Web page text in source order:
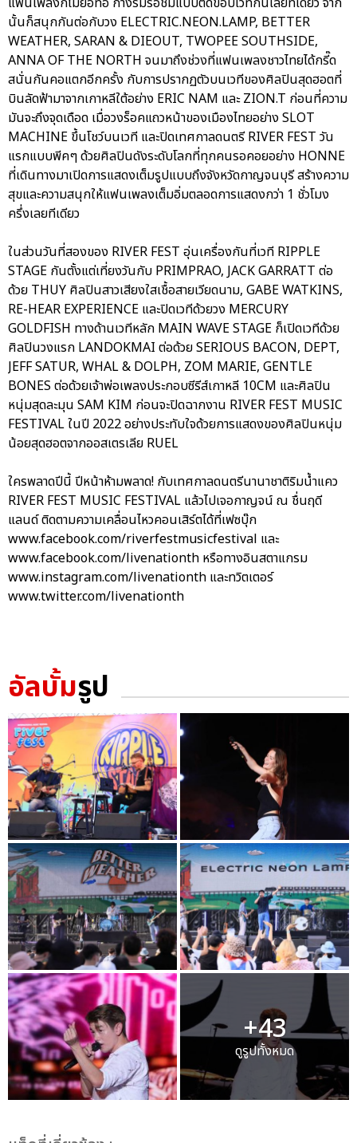
นั้นก็สนุกกันต่อกับวง ELECTRIC.NEON.LAMP, BETTER
WEATHER, SARAN & DIEOUT, TWOPEE SOUTHSIDE,
ANNA OF THE NORTH จนมาถึงช่วงที่แฟนเพลงชาวไทยได้กรี๊ด
สนั่นกันคอแตกอีกครั้ง กับการปรากฏตัวบนเวทีของศิลปินสุดฮอตที่
บินลัดฟ้ามาจากเกาหลีใต้อย่าง ERIC NAM และ ZION.T ก่อนที่ความ
มันจะถึงจุดเดือด เมื่อวงร็อคแถวหน้าของเมืองไทยอย่าง SLOT
MACHINE ขึ้นโชว์บนเวที และปิดเทศกาลดนตรี RIVER FEST วัน
แรกแบบพีคๆ ด้วยศิลปินดังระดับโลกที่ทุกคนรอคอยอย่าง HONNE
ที่เดินทางมาเปิดการแสดงเต็มรูปแบบถึงจังหวัดกาญจนบุรี สร้างความ
สุขและความสนุกให้แฟนเพลงเต็มอิ่มตลอดการแสดงกว่า 1 ชั่วโมง
ครึ่งเลยทีเดียว
ในส่วนวันที่สองของ RIVER FEST อุ่นเครื่องกันที่เวที RIPPLE
STAGE กันตั้งแต่เที่ยงวันกับ PRIMPRAO, JACK GARRATT ต่อ
ด้วย THUY ศิลปินสาวเสียงใสเชื้อสายเวียดนาม, GABE WATKINS,
RE-HEAR EXPERIENCE และปิดเวทีด้วยวง MERCURY
GOLDFISH ทางด้านเวทีหลัก MAIN WAVE STAGE ก็เปิดเวทีด้วย
ศิลปินวงแรก LANDOKMAI ต่อด้วย SERIOUS BACON, DEPT,
JEFF SATUR, WHAL & DOLPH, ZOM MARIE, GENTLE
BONES ต่อด้วยเจ้าพ่อเพลงประกอบซีรีส์เกาหลี 10CM และศิลปิน
หนุ่มสุดละมุน SAM KIM ก่อนจะปิดฉากงาน RIVER FEST MUSIC
FESTIVAL ในปี 2022 อย่างประทับใจด้วยการแสดงของศิลปินหนุ่ม
น้อยสุดฮอตจากออสเตรเลีย RUEL
ใครพลาดปีนี้ ปีหน้าห้ามพลาด! กับเทศกาลดนตรีนานาชาติริมน้ำแคว
RIVER FEST MUSIC FESTIVAL แล้วไปเจอกาญจน์ ณ ชื่นฤดี
แลนด์ ติดตามความเคลื่อนไหวคอนเสิร์ตได้ที่เฟซบุ๊ก
www.facebook.com/riverfestmusicfestival และ
www.facebook.com/livenationth หรือทางอินสตาแกรม
www.instagram.com/livenationth และทวิตเตอร์
www.twitter.com/livenationth
อัลบั้มรูป
+43
ดูรูปทั้งหมด